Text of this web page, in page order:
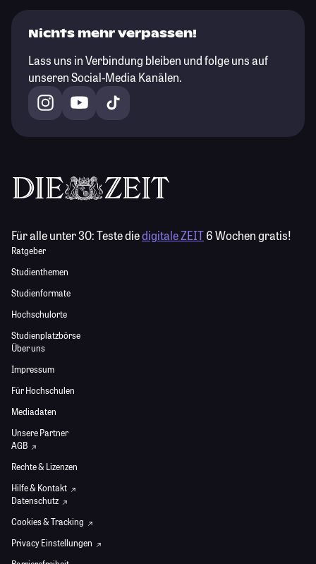
Nichts mehr verpassen!
Lass uns in Verbindung bleiben und folge uns auf
unseren Social-Media Kanälen.
Für alle unter 30:Teste diedigitale ZEIT6 Wochen gratis!
Ratgeber
Studienthemen
Studienformate
Hochschulorte
Studienplatzbörse
Über uns
Impressum
Für Hochschulen
Mediadaten
Unsere Partner
AGB
Rechte & Lizenzen
Hilfe & Kontakt
Datenschutz
Cookies & Tracking
Privacy Einstellungen